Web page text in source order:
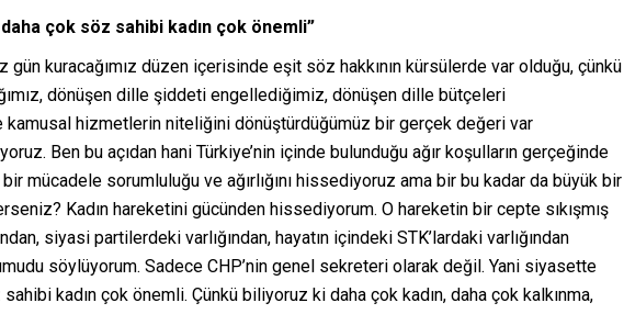
çok söz sahibi kadın çok önemli”
gün kuracağımız düzen içerisinde eşit söz hakkının kürsülerde var olduğu, çünkü
dönüşen dille şiddeti engellediğimiz, dönüşen dille bütçeleri
hizmetlerin niteliğini dönüştürdüğümüz bir gerçek değeri var
Ben bu açıdan hani Türkiye’nin içinde bulunduğu ağır koşulların gerçeğinde
mücadele sorumluluğu ve ağırlığını hissediyoruz ama bir bu kadar da büyük bir
Kadın hareketini gücünden hissediyorum. O hareketin bir cepte sıkışmış
siyasi partilerdeki varlığından, hayatın içindeki STK’lardaki varlığından
söylüyorum. Sadece CHP’nin genel sekreteri olarak değil. Yani siyasette
kadın çok önemli. Çünkü biliyoruz ki daha çok kadın, daha çok kalkınma,